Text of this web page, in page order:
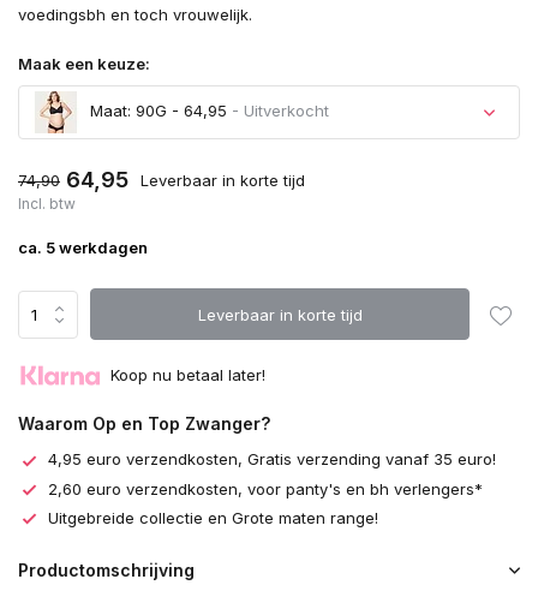
voedingsbh en toch vrouwelijk.
Maak een keuze:
Maat: 90G - 64,95 - Uitverkocht
74,90 64,95 Leverbaar in korte tijd
Incl. btw
ca. 5 werkdagen
Leverbaar in korte tijd
Koop nu betaal later!
Waarom Op en Top Zwanger?
4,95 euro verzendkosten, Gratis verzending vanaf 35 euro!
2,60 euro verzendkosten, voor panty's en bh verlengers*
Uitgebreide collectie en Grote maten range!
Productomschrijving